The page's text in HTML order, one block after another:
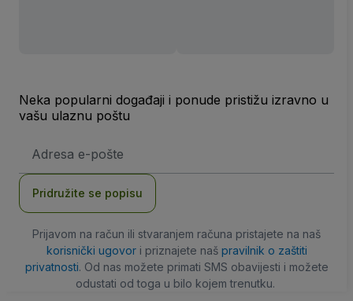
Neka popularni događaji i ponude pristižu izravno u
vašu ulaznu poštu
mail
Pridružite se popisu
Prijavom na račun ili stvaranjem računa pristajete na naš
korisnički ugovori priznajete naš pravilnik o zaštiti
privatnosti. Od nas možete primati SMS obavijesti i možete
odustati od toga u bilo kojem trenutku.